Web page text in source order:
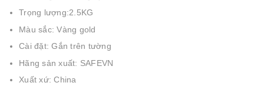
Trọng lượng:2.5KG
Màu sắc: Vàng gold
Cài đặt: Gắn trên tường
Hãng sản xuất: SAFEVN
Xuất xứ: China